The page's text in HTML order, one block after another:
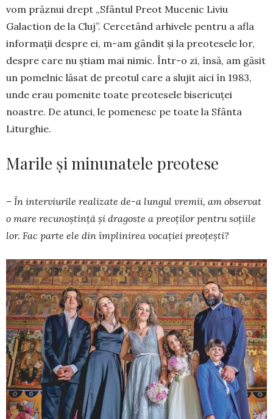
vom prăznui drept „Sfântul Preot Mucenic Liviu
Galaction de la Cluj”. Cercetând arhivele pentru a afla
informații despre ei, m-am gândit și la preotesele lor,
despre care nu știam mai nimic. Într-o zi, însă, am găsit
un pomelnic lăsat de preotul care a slujit aici în 1983,
unde erau pomenite toate preotesele bisericuței
noastre. De atunci, le pomenesc pe toate la Sfânta
Liturghie.
Marile și minunatele preotese
– În interviurile realizate de-a lungul vremii, am observat
o mare recunoștință și dragoste a preoților pentru soțiile
lor. Fac parte ele din împlinirea vocației preoțești?